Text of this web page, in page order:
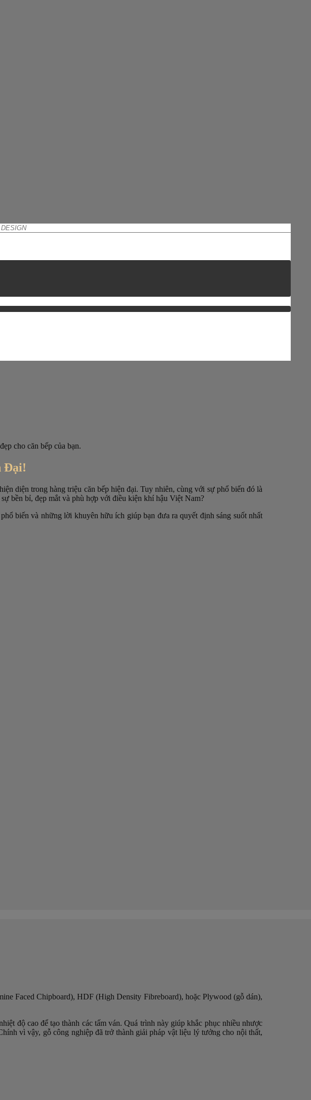
cho căn bếp của bạn.
Đại!
diện trong hàng triệu căn bếp hiện đại. Tuy nhiên, cùng với sự phổ biến đó là
bền bỉ, đẹp mắt và phù hợp với điều kiện khí hậu Việt Nam?
biến và những lời khuyên hữu ích giúp bạn đưa ra quyết định sáng suốt nhất
Faced Chipboard), HDF (High Density Fibreboard), hoặc Plywood (gỗ dán),
độ cao để tạo thành các tấm ván. Quá trình này giúp khắc phục nhiều nhược
vì vậy, gỗ công nghiệp đã trở thành giải pháp vật liệu lý tưởng cho nội thất,